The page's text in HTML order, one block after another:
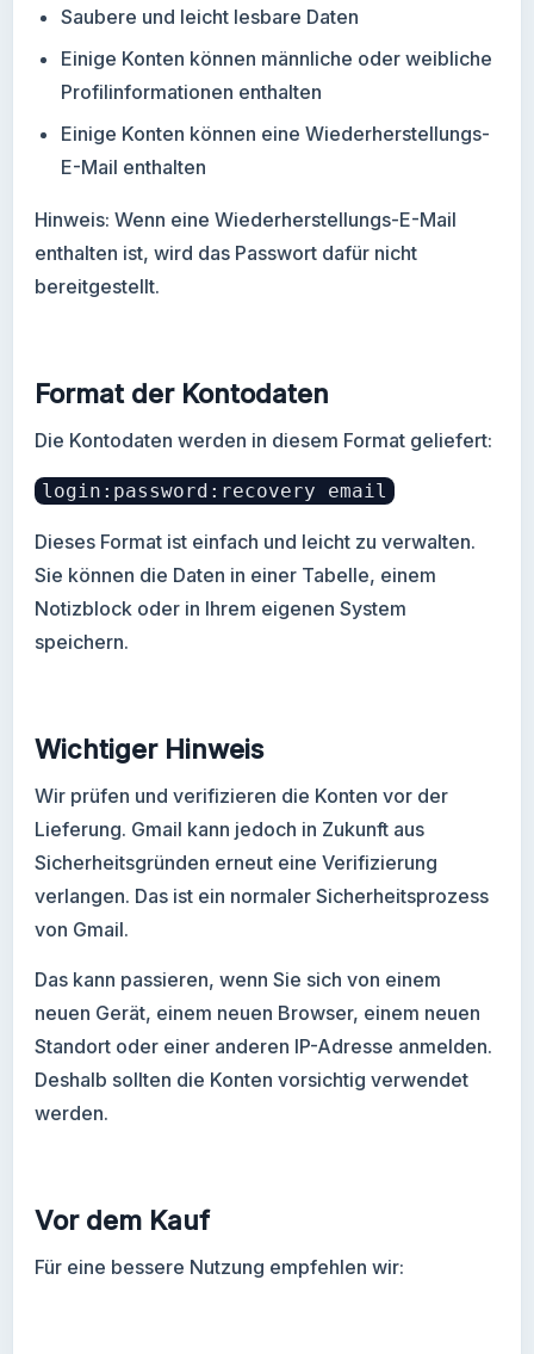
Saubere und leicht lesbare Daten
Einige Konten können männliche oder weibliche
Profilinformationen enthalten
Einige Konten können eine Wiederherstellungs-
E-Mail enthalten
Hinweis: Wenn eine Wiederherstellungs-E-Mail
enthalten ist, wird das Passwort dafür nicht
bereitgestellt.
Format der Kontodaten
Die Kontodaten werden in diesem Format geliefert:
login:password:recovery email
Dieses Format ist einfach und leicht zu verwalten.
Sie können die Daten in einer Tabelle, einem
Notizblock oder in Ihrem eigenen System
speichern.
Wichtiger Hinweis
Wir prüfen und verifizieren die Konten vor der
Lieferung. Gmail kann jedoch in Zukunft aus
Sicherheitsgründen erneut eine Verifizierung
verlangen. Das ist ein normaler Sicherheitsprozess
von Gmail.
Das kann passieren, wenn Sie sich von einem
neuen Gerät, einem neuen Browser, einem neuen
Standort oder einer anderen IP-Adresse anmelden.
Deshalb sollten die Konten vorsichtig verwendet
werden.
Vor dem Kauf
Für eine bessere Nutzung empfehlen wir: